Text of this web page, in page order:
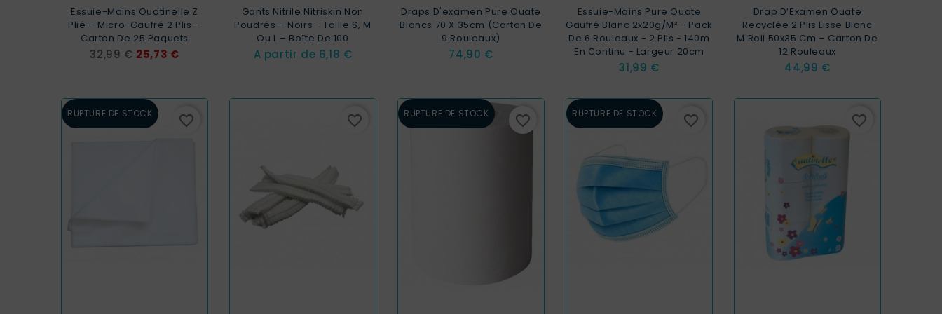
Essuie-Mains Ouatinelle Z
Plié – Micro-Gaufré 2 Plis –
Carton De 25 Paquets
Prix
32,99 € Prix
25,73 €
Gants Nitrile Nitriskin Non
Poudrés – Noirs - Taille S, M
Ou L – Boîte De 100
A partir de Prix
6,18 €
Draps D'examen Pure Ouate
Blancs 70 X 35cm (carton De
9 Rouleaux)
Prix
74,90 €
Essuie-Mains Pure Ouate
Gaufré Blanc 2x20g/m² - Pack
De 6 Rouleaux - 2 Plis - 140m
En Continu - Largeur 20cm
Prix
31,99 €
Drap D’Examen Ouate
Recyclée 2 Plis Lisse Blanc
M'Roll 50x35 Cm – Carton De
12 Rouleaux
Prix
44,99 €
RUPTURE DE STOCK favorite_border favorite_border RUPTURE DE STOCK favorite_border RUPTURE DE STOCK favorite_border favorite_border